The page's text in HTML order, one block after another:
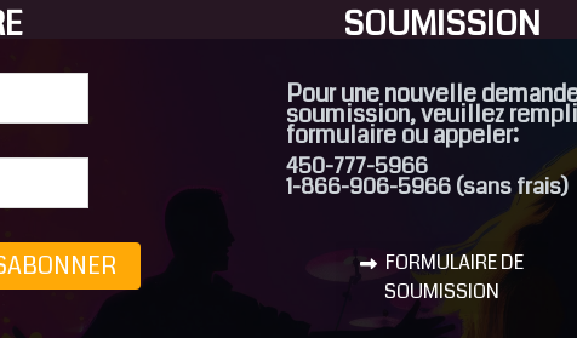
SOUMISSION
Pour une nouvelle
soumission, veuillez
formulaire ou appeler:
450-777-5966
1-866-906-5966 (sans frais)
FORMULAIRE DE
SOUMISSION